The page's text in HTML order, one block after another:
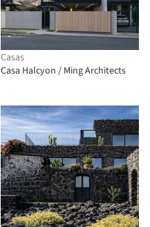
Casas
Casa Halcyon / Ming Architects